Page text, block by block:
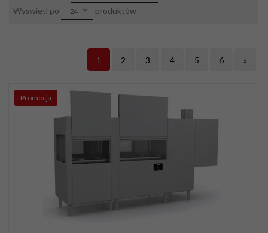
Wyświetl po pop24 produktów
1 2 3 4 5 6 »
Promocja